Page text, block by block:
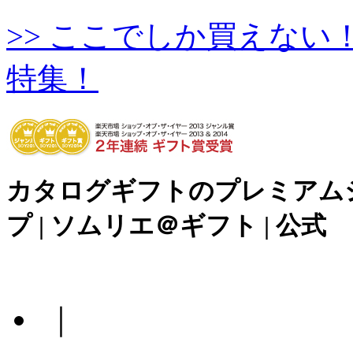
>> ここでしか買えない
特集！
カタログギフトのプレミアム
プ | ソムリエ＠ギフト | 公式